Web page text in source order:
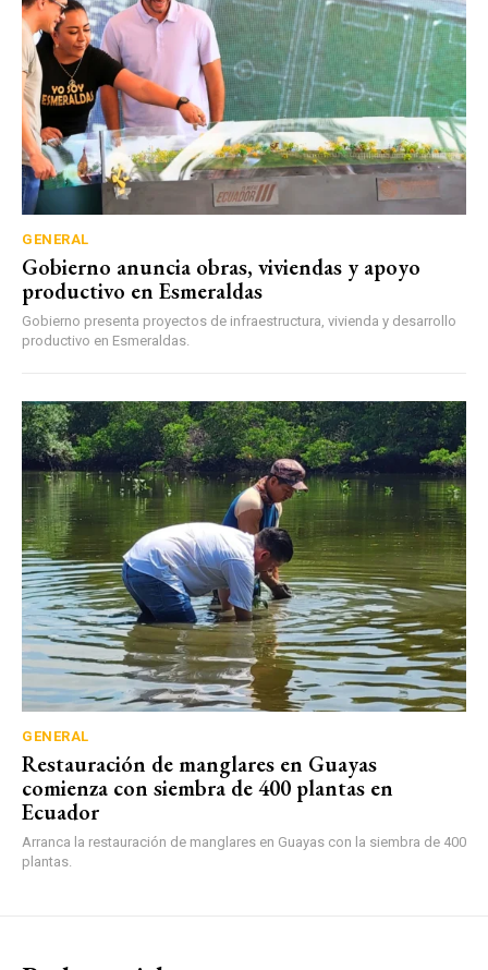
GENERAL
Gobierno anuncia obras, viviendas y apoyo
productivo en Esmeraldas
Gobierno presenta proyectos de infraestructura, vivienda y desarrollo
productivo en Esmeraldas.
GENERAL
Restauración de manglares en Guayas
comienza con siembra de 400 plantas en
Ecuador
Arranca la restauración de manglares en Guayas con la siembra de 400
plantas.